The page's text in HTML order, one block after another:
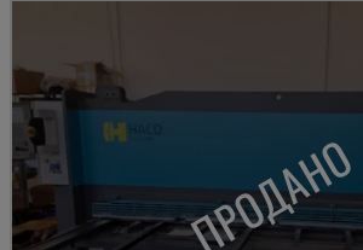
ПРОДАНО